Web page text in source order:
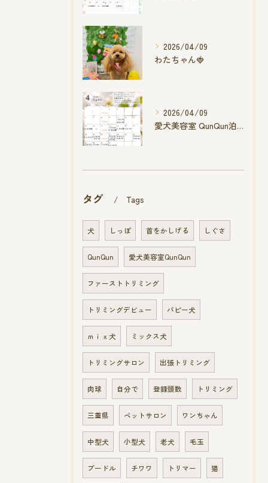
2026/04/09
わたちゃん🍓
2026/04/09
愛犬美容室 QunQun泊店 4月空き状況です
タグ Tags
犬 しっぽ 首をかしげる しぐさ
QunQun 愛犬美容室QunQun
ファーストトリミング
トリミングデビュー パピー犬
ｍｉｘ犬 ミックス犬
トリミングサロン 出張トリミング
肉球 自分で 登録頭数 トリミング
三重県 ペットサロン ワンちゃん
中型犬 小型犬 老犬 毛玉
プードル チワワ トリマー 猫